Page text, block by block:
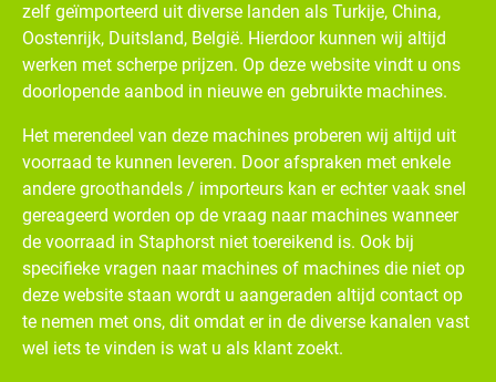
zelf geïmporteerd uit diverse landen als Turkije, China,
Oostenrijk, Duitsland, België. Hierdoor kunnen wij altijd
werken met scherpe prijzen. Op deze website vindt u ons
doorlopende aanbod in nieuwe en gebruikte machines.
Het merendeel van deze machines proberen wij altijd uit
voorraad te kunnen leveren. Door afspraken met enkele
andere groothandels / importeurs kan er echter vaak snel
gereageerd worden op de vraag naar machines wanneer
de voorraad in Staphorst niet toereikend is. Ook bij
specifieke vragen naar machines of machines die niet op
deze website staan wordt u aangeraden altijd contact op
te nemen met ons, dit omdat er in de diverse kanalen vast
wel iets te vinden is wat u als klant zoekt.